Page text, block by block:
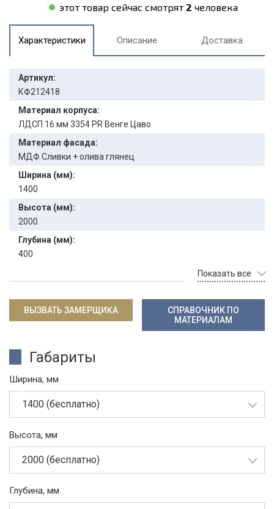
этот товар сейчас смотрят 2 человека
Характеристики Описание Доставка
Артикул:
КФ212418
Материал корпуса:
ЛДСП 16 мм 3354 PR Венге Цаво
Материал фасада:
МДФ Сливки + олива глянец
Ширина (мм):
1400
Высота (мм):
2000
Глубина (мм):
400
Показать все
ВЫЗВАТЬ ЗАМЕРЩИКА
СПРАВОЧНИК ПО
МАТЕРИАЛАМ
Габариты
Ширина, мм
1400 (бесплатно)
Высота, мм
2000 (бесплатно)
Глубина, мм